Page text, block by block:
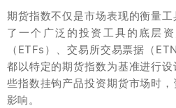
期货指数不仅是市场表现的衡量
了一个广泛的投资工具的底层
（ETFs）、交易所交易票据（
都以特定的期货指数为基准进行
些指数挂钩产品投资期货市场时
影响。